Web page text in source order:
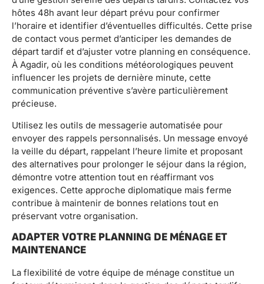
hôtes 48h avant leur départ prévu pour confirmer
l’horaire et identifier d’éventuelles difficultés. Cette prise
de contact vous permet d’anticiper les demandes de
départ tardif et d’ajuster votre planning en conséquence.
À Agadir, où les conditions météorologiques peuvent
influencer les projets de dernière minute, cette
communication préventive s’avère particulièrement
précieuse.
Utilisez les outils de messagerie automatisée pour
envoyer des rappels personnalisés. Un message envoyé
la veille du départ, rappelant l’heure limite et proposant
des alternatives pour prolonger le séjour dans la région,
démontre votre attention tout en réaffirmant vos
exigences. Cette approche diplomatique mais ferme
contribue à maintenir de bonnes relations tout en
préservant votre organisation.
ADAPTER VOTRE PLANNING DE MÉNAGE ET
MAINTENANCE
La flexibilité de votre équipe de ménage constitue un